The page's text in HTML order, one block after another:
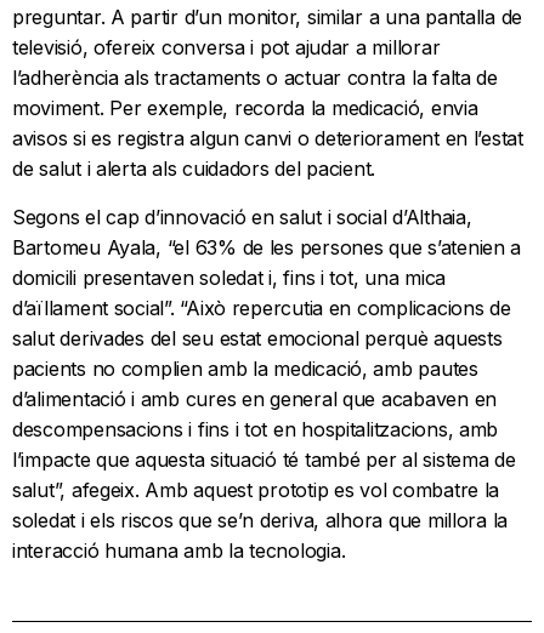
preguntar. A partir d’un monitor, similar a una pantalla de
televisió, ofereix conversa i pot ajudar a millorar
l’adherència als tractaments o actuar contra la falta de
moviment. Per exemple, recorda la medicació, envia
avisos si es registra algun canvi o deteriorament en l’estat
de salut i alerta als cuidadors del pacient.
Segons el cap d’innovació en salut i social d’Althaia,
Bartomeu Ayala, “el 63% de les persones que s’atenien a
domicili presentaven soledat i, fins i tot, una mica
d’aïllament social”. “Això repercutia en complicacions de
salut derivades del seu estat emocional perquè aquests
pacients no complien amb la medicació, amb pautes
d’alimentació i amb cures en general que acabaven en
descompensacions i fins i tot en hospitalitzacions, amb
l’impacte que aquesta situació té també per al sistema de
salut”, afegeix. Amb aquest prototip es vol combatre la
soledat i els riscos que se’n deriva, alhora que millora la
interacció humana amb la tecnologia.